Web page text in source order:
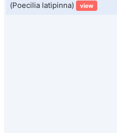
(Poecilia latipinna)
view